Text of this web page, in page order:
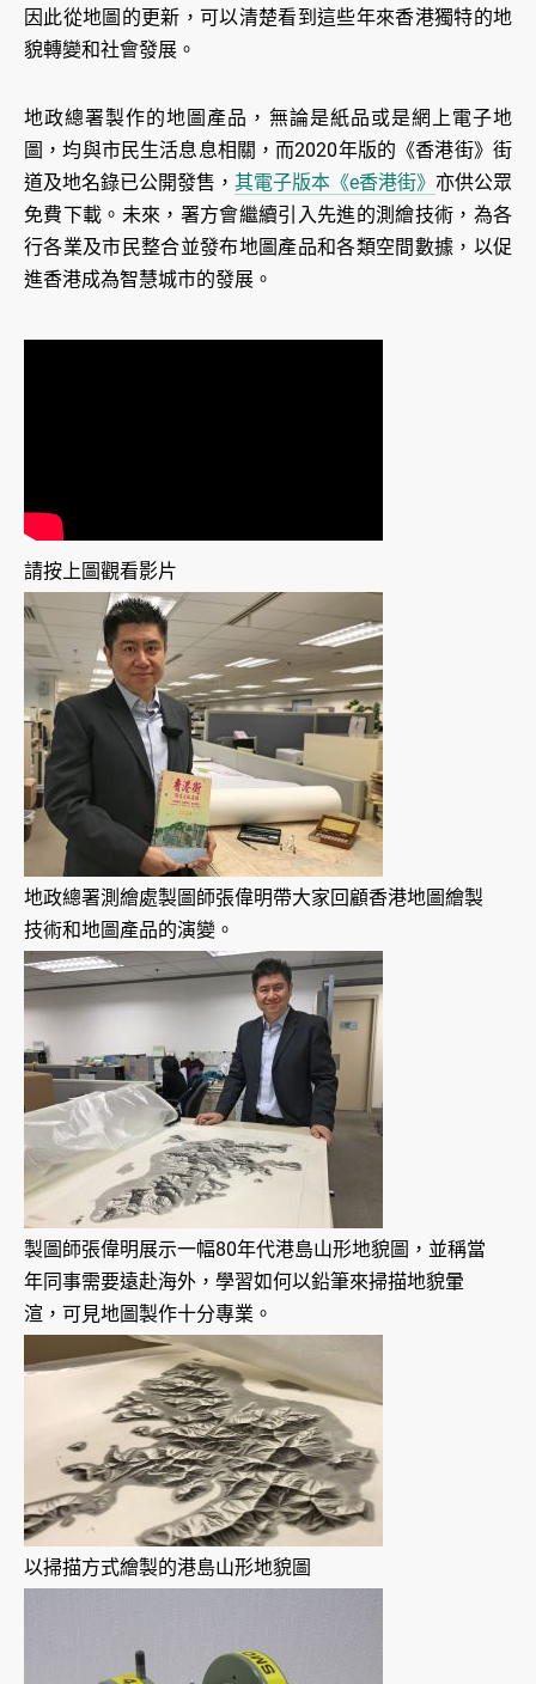
因此從地圖的更新，可以清楚看到這些年來香港獨特的地
貌轉變和社會發展。
地政總署製作的地圖產品，無論是紙品或是網上電子地
圖，均與市民生活息息相關，而2020年版的《香港街》街
道及地名錄已公開發售， 其電子版本《e香港街》 亦供公眾
免費下載。未來，署方會繼續引入先進的測繪技術，為各
行各業及市民整合並發布地圖產品和各類空間數據，以促
進香港成為智慧城市的發展。
請按上圖觀看影片
地政總署測繪處製圖師張偉明帶大家回顧香港地圖繪製
技術和地圖產品的演變。
製圖師張偉明展示一幅80年代港島山形地貌圖，並稱當
年同事需要遠赴海外，學習如何以鉛筆來掃描地貌暈
渲，可見地圖製作十分專業。
以掃描方式繪製的港島山形地貌圖